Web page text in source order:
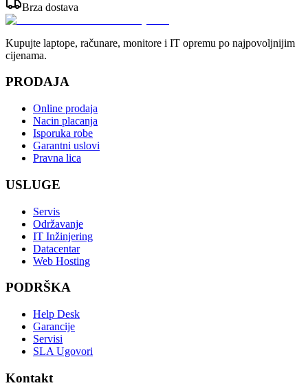
Brza dostava
Kupujte laptope, računare, monitore i IT opremu po najpovoljnijim
cijenama.
PRODAJA
Online prodaja
Nacin placanja
Isporuka robe
Garantni uslovi
Pravna lica
USLUGE
Servis
Održavanje
IT Inžinjering
Datacentar
Web Hosting
PODRŠKA
Help Desk
Garancije
Servisi
SLA Ugovori
Kontakt